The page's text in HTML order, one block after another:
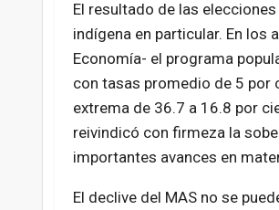
El resultado de las
indígena en particular. En
Economía- el programa
con tasas promedio de 5 por
extrema de 36.7 a 16.8 por
reivindicó con firmeza la
importantes avances en
El declive del MAS no se